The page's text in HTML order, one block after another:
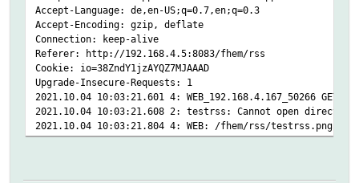
Accept-Language: de,en-US;q=0.7,en;q=0.3
Accept-Encoding: gzip, deflate
Connection: keep-alive
Referer: http://192.168.4.5:8083/fhem/rss
Cookie: io=38ZndY1jzAYQZ7MJAAAD
Upgrade-Insecure-Requests: 1
2021.10.04 10:03:21.601 4: WEB_192.168.4.167_50266 GET
2021.10.04 10:03:21.608 2: testrss: Cannot open directory
2021.10.04 10:03:21.804 4: WEB: /fhem/rss/testrss.png